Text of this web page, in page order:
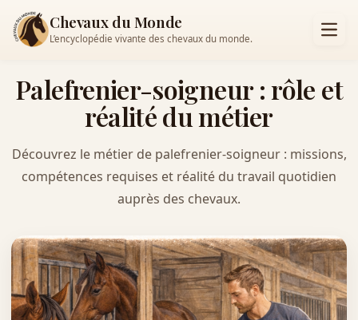
Chevaux du Monde
L’encyclopédie vivante des chevaux du monde.
Palefrenier-soigneur : rôle et
réalité du métier
Découvrez le métier de palefrenier-soigneur : missions,
compétences requises et réalité du travail quotidien
auprès des chevaux.